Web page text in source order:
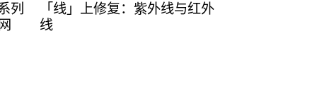
列
「线」上修复：紫外线与红外
线